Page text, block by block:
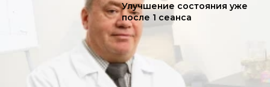
Улучшение состояния уже
после 1 сеанса